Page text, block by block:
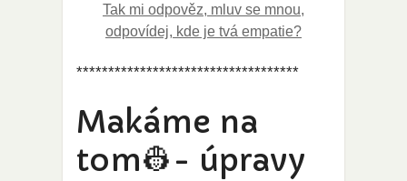
Tak mi odpověz, mluv se mnou,
odpovídej, kde je tvá empatie?
***********************************
Makáme na
tom👷- úpravy